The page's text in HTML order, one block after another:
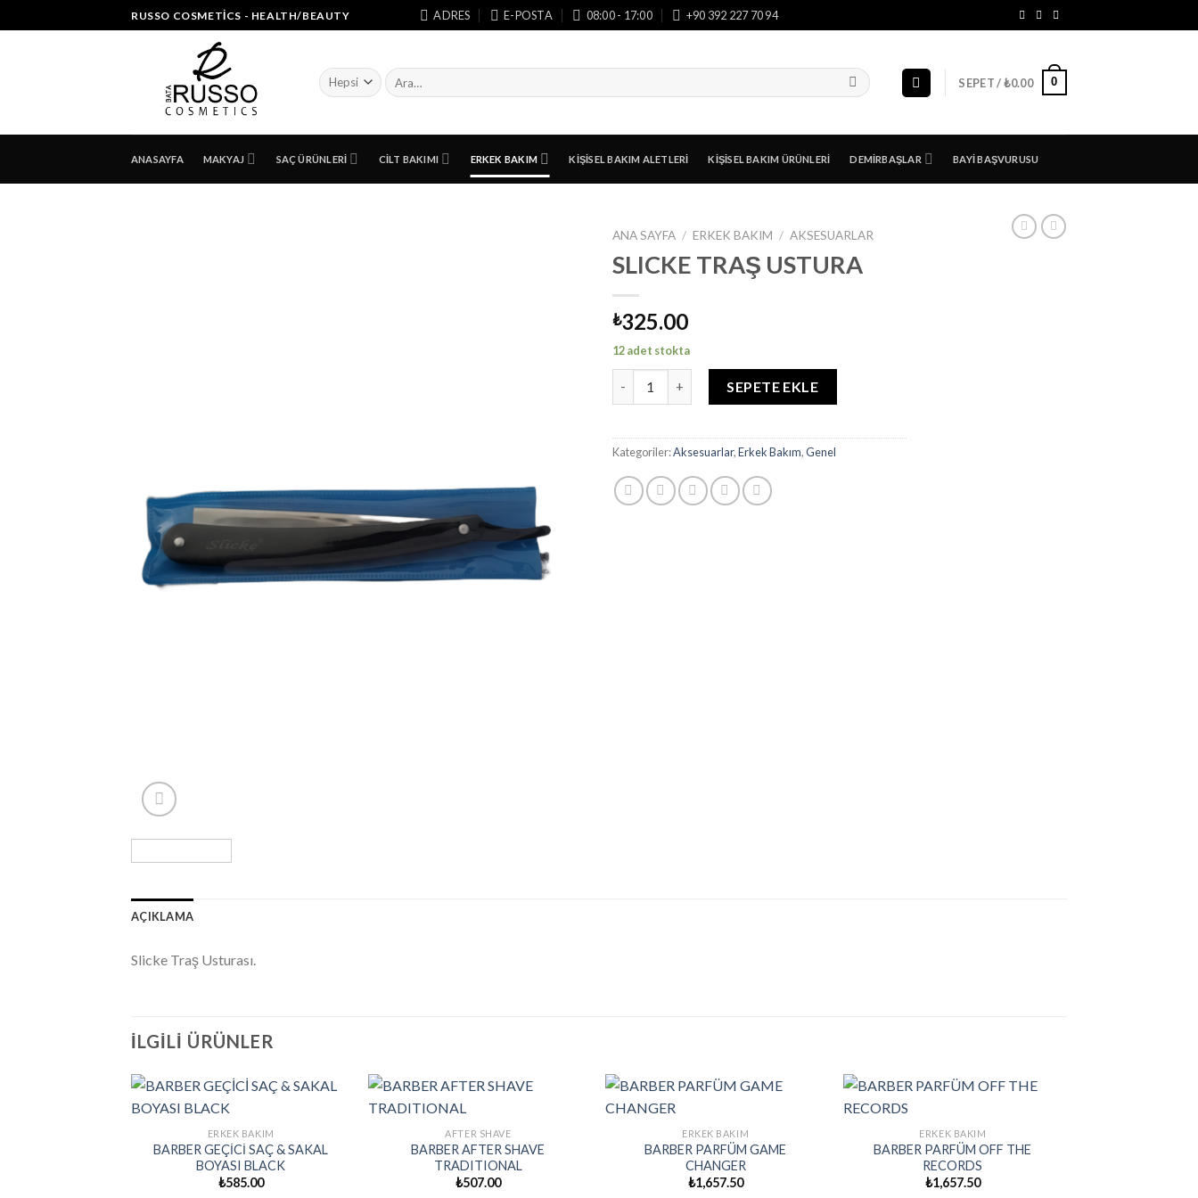
to
RUSSO COSMETICS - HEALTH/BEAUTY ADRES E-POSTA 08:00 - 17:00 +90 392 227 70 94
Ara:
SEPET /₺0.00 0
ANASAYFA MAKYAJ SAÇ ÜRÜNLERI CILT BAKIMI ERKEK BAKIM KIŞISEL BAKIM ALETLERI KIŞISEL BAKIM ÜRÜNLERI DEMIRBAŞLAR BAYI BAŞVURUSU
ANA SAYFA / ERKEK BAKIM / AKSESUARLAR
SLICKE TRAŞ USTURA
₺325.00
12 adet stokta
SEPETE EKLE
Kategoriler:Aksesuarlar,Erkek Bakım,Genel
AÇIKLAMA
Slicke Traş Usturası.
İLGILI ÜRÜNLER
ERKEK BAKIM
BARBER GEÇİCİ SAÇ & SAKAL
BOYASI BLACK
₺585.00
AFTER SHAVE
BARBER AFTER SHAVE
TRADITIONAL
₺507.00
ERKEK BAKIM
BARBER PARFÜM GAME
CHANGER
₺1,657.50
ERKEK BAKIM
BARBER PARFÜM OFF THE
RECORDS
₺1,657.50